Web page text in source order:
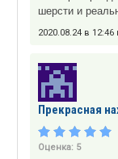
шерсти и
2020.08.24 в
Прекрасная
Оценка: 5